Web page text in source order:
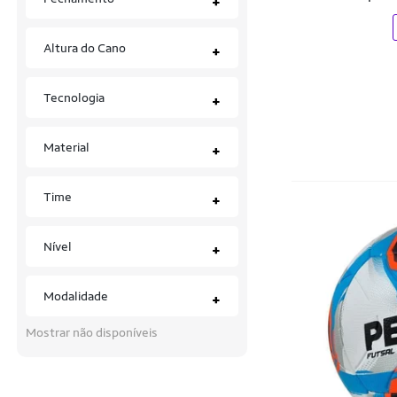
Altura do Cano +
Tecnologia +
Material +
Time +
Nível +
Modalidade +
Mostrar não disponíveis